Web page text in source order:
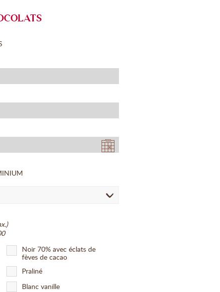
Noir 70% avec éclats de
fèves de cacao
Praliné
Blanc vanille